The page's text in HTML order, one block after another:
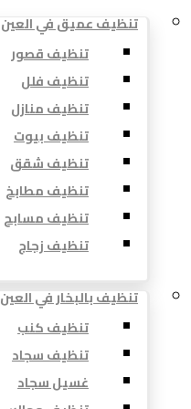
تنظيف عميق في العين
تنظيف قصور
تنظيف فلل
تنظيف منازل
تنظيف بيوت
تنظيف شقق
تنظيف مطابخ
تنظيف مسابح
تنظيف زجاج
تنظيف بالبخار في العين
تنظيف كنب
تنظيف سجاد
غسيل سجاد